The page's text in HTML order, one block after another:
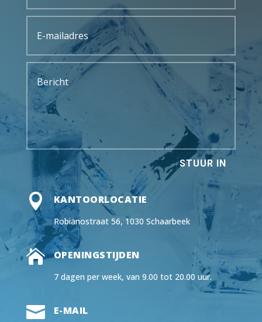
STUUR IN
 KANTOORLOCATIE
Robianostraat 56, 1030 Schaarbeek
 OPENINGSTIJDEN
7 dagen per week, van 9.00 tot 20.00 uur.
 E-MAIL